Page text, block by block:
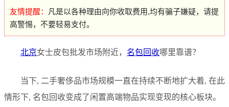
友情提醒：
凡是以各种理由向你收取费用,均有骗子嫌疑，请提
高警惕，不要轻易支付。
北京女士皮包批发市场附近， 名包回收哪里靠谱？
当下, 二手奢侈品市场规模一直在持续不断地扩大着, 在此
情形下, 名包回收变成了闲置高端物品实现变现的核心板块。